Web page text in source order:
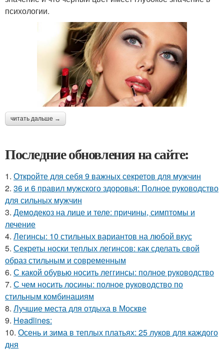
психологии.
читать дальше →
Последние обновления на сайте:
1. Откройте для себя 9 важных секретов для мужчин
2. 36 и 6 правил мужского здоровья: Полное руководство
для сильных мужчин
3. Демодекоз на лице и теле: причины, симптомы и
лечение
4. Легинсы: 10 стильных вариантов на любой вкус
5. Секреты носки теплых легинсов: как сделать свой
образ стильным и современным
6. С какой обувью носить леггинсы: полное руководство
7. С чем носить лосины: полное руководство по
стильным комбинациям
8. Лучшие места для отдыха в Москве
9. Headlines:
10. Осень и зима в теплых платьях: 25 луков для каждого
дня